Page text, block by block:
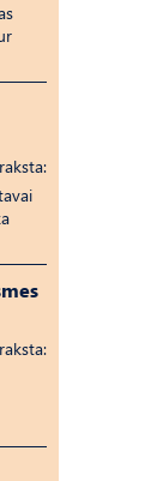
raksta:
raksta: